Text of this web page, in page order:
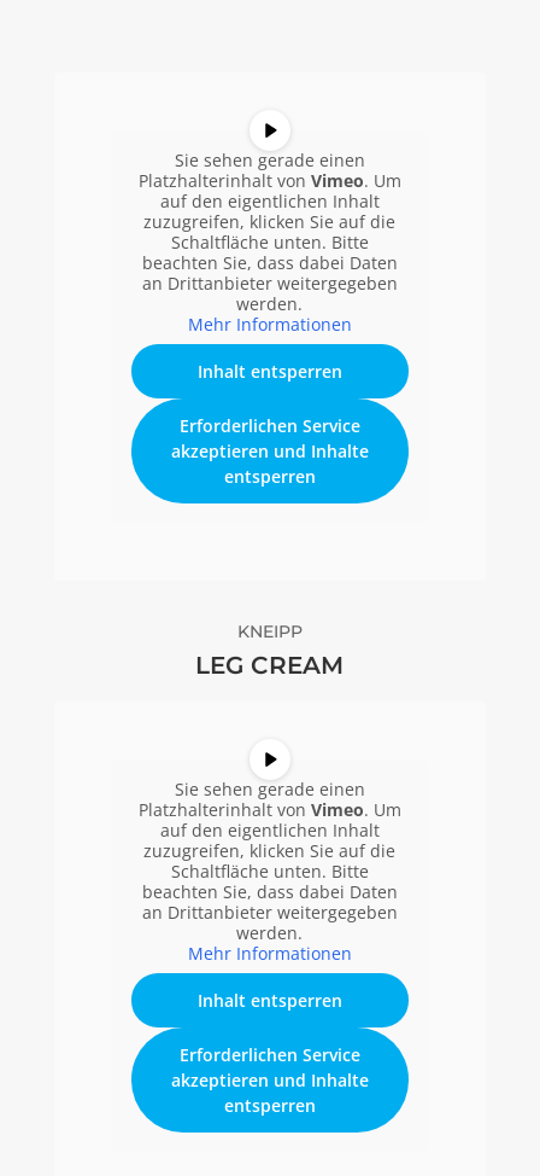
Sie sehen gerade einen
Platzhalterinhalt von Vimeo. Um
auf den eigentlichen Inhalt
zuzugreifen, klicken Sie auf die
Schaltfläche unten. Bitte
beachten Sie, dass dabei Daten
an Drittanbieter weitergegeben
werden.
Mehr Informationen
Inhalt entsperren
Erforderlichen Service
akzeptieren und Inhalte
entsperren
KNEIPP
LEG CREAM
Sie sehen gerade einen
Platzhalterinhalt von Vimeo. Um
auf den eigentlichen Inhalt
zuzugreifen, klicken Sie auf die
Schaltfläche unten. Bitte
beachten Sie, dass dabei Daten
an Drittanbieter weitergegeben
werden.
Mehr Informationen
Inhalt entsperren
Erforderlichen Service
akzeptieren und Inhalte
entsperren